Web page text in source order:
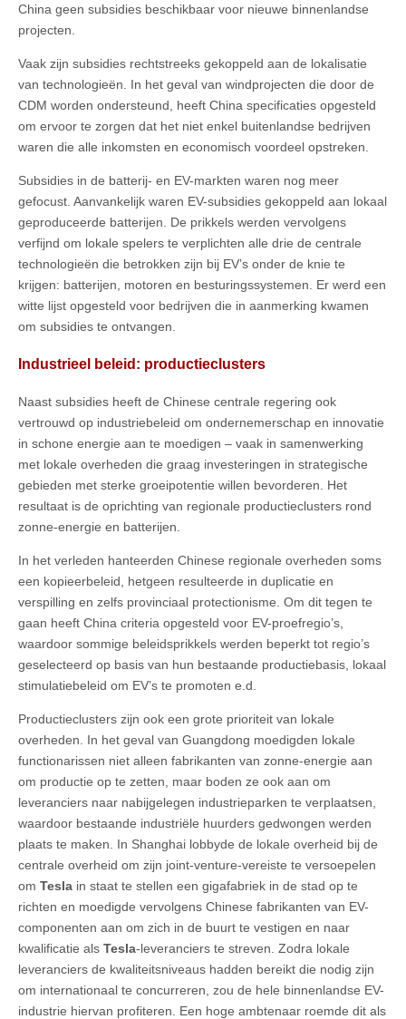
China geen subsidies beschikbaar voor nieuwe binnenlandse
projecten.
Vaak zijn subsidies rechtstreeks gekoppeld aan de lokalisatie
van technologieën. In het geval van windprojecten die door de
CDM worden ondersteund, heeft China specificaties opgesteld
om ervoor te zorgen dat het niet enkel buitenlandse bedrijven
waren die alle inkomsten en economisch voordeel opstreken.
Subsidies in de batterij- en EV-markten waren nog meer
gefocust. Aanvankelijk waren EV-subsidies gekoppeld aan lokaal
geproduceerde batterijen. De prikkels werden vervolgens
verfijnd om lokale spelers te verplichten alle drie de centrale
technologieën die betrokken zijn bij EV’s onder de knie te
krijgen: batterijen, motoren en besturingssystemen. Er werd een
witte lijst opgesteld voor bedrijven die in aanmerking kwamen
om subsidies te ontvangen.
Industrieel beleid: productieclusters
Naast subsidies heeft de Chinese centrale regering ook
vertrouwd op industriebeleid om ondernemerschap en innovatie
in schone energie aan te moedigen – vaak in samenwerking
met lokale overheden die graag investeringen in strategische
gebieden met sterke groeipotentie willen bevorderen. Het
resultaat is de oprichting van regionale productieclusters rond
zonne-energie en batterijen.
In het verleden hanteerden Chinese regionale overheden soms
een kopieerbeleid, hetgeen resulteerde in duplicatie en
verspilling en zelfs provinciaal protectionisme. Om dit tegen te
gaan heeft China criteria opgesteld voor EV-proefregio’s,
waardoor sommige beleidsprikkels werden beperkt tot regio’s
geselecteerd op basis van hun bestaande productiebasis, lokaal
stimulatiebeleid om EV’s te promoten e.d.
Productieclusters zijn ook een grote prioriteit van lokale
overheden. In het geval van Guangdong moedigden lokale
functionarissen niet alleen fabrikanten van zonne-energie aan
om productie op te zetten, maar boden ze ook aan om
leveranciers naar nabijgelegen industrieparken te verplaatsen,
waardoor bestaande industriële huurders gedwongen werden
plaats te maken. In Shanghai lobbyde de lokale overheid bij de
centrale overheid om zijn joint-venture-vereiste te versoepelen
om Tesla in staat te stellen een gigafabriek in de stad op te
richten en moedigde vervolgens Chinese fabrikanten van EV-
componenten aan om zich in de buurt te vestigen en naar
kwalificatie als Tesla-leveranciers te streven. Zodra lokale
leveranciers de kwaliteitsniveaus hadden bereikt die nodig zijn
om internationaal te concurreren, zou de hele binnenlandse EV-
industrie hiervan profiteren. Een hoge ambtenaar roemde dit als